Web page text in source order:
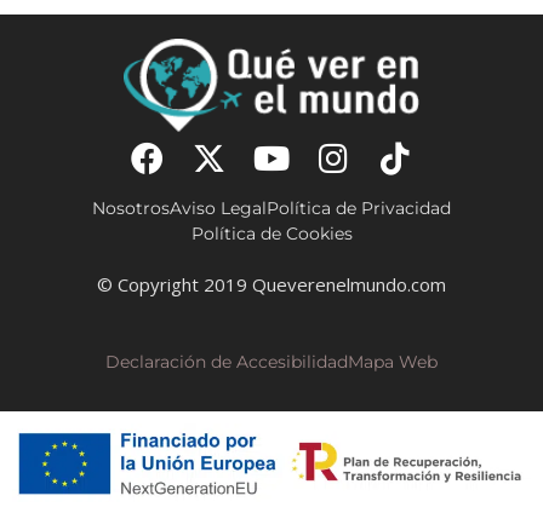
NosotrosAviso LegalPolítica de Privacidad
Política de Cookies
© Copyright 2019 Queverenelmundo.com
Declaración de AccesibilidadMapa Web